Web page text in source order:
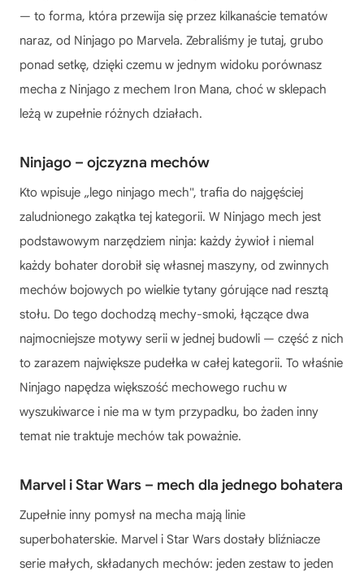
— to forma, która przewija się przez kilkanaście tematów
naraz, od Ninjago po Marvela. Zebraliśmy je tutaj, grubo
ponad setkę, dzięki czemu w jednym widoku porównasz
mecha z Ninjago z mechem Iron Mana, choć w sklepach
leżą w zupełnie różnych działach.
Ninjago – ojczyzna mechów
Kto wpisuje „lego ninjago mech", trafia do najgęściej
zaludnionego zakątka tej kategorii. W Ninjago mech jest
podstawowym narzędziem ninja: każdy żywioł i niemal
każdy bohater dorobił się własnej maszyny, od zwinnych
mechów bojowych po wielkie tytany górujące nad resztą
stołu. Do tego dochodzą mechy-smoki, łączące dwa
najmocniejsze motywy serii w jednej budowli — część z nich
to zarazem największe pudełka w całej kategorii. To właśnie
Ninjago napędza większość mechowego ruchu w
wyszukiwarce i nie ma w tym przypadku, bo żaden inny
temat nie traktuje mechów tak poważnie.
Marvel i Star Wars – mech dla jednego bohatera
Zupełnie inny pomysł na mecha mają linie
superbohaterskie. Marvel i Star Wars dostały bliźniacze
serie małych, składanych mechów: jeden zestaw to jeden